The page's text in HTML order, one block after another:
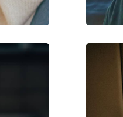
Не
Да